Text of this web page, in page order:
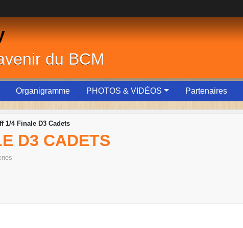
du BCM
Organigramme PHOTOS & VIDÉOS Partenaires
1/4 Finale D3 Cadets
D3 CADETS